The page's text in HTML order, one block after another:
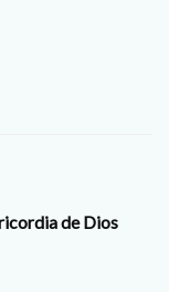
de Dios